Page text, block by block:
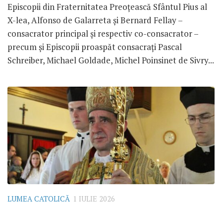
Episcopii din Fraternitatea Preoțească Sfântul Pius al
X-lea, Alfonso de Galarreta și Bernard Fellay –
consacrator principal și respectiv co-consacrator –
precum și Episcopii proaspăt consacrați Pascal
Schreiber, Michael Goldade, Michel Poinsinet de Sivry...
LUMEA CATOLICĂ 1 IULIE 2026